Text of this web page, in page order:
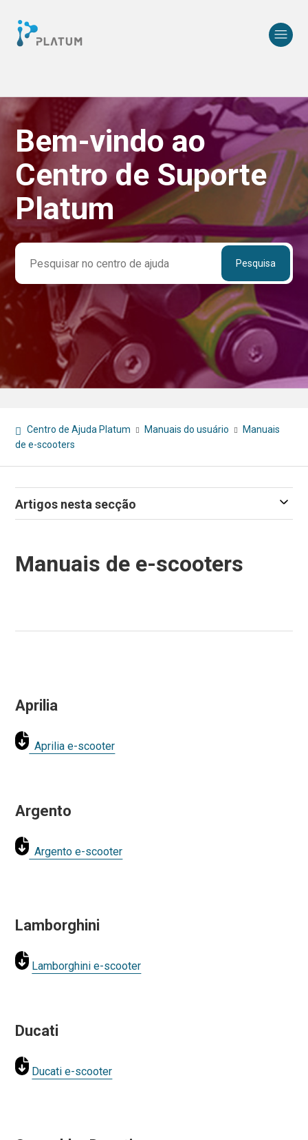
Pesquisa
Bem-vindo ao
Centro de Suporte
Platum
Centro de Ajuda Platum Manuais do usuário
Manuais
de e-scooters
Artigos nesta secção
Manuais de e-scooters
Aprilia
Aprilia e-scooter
Argento
Argento e-scooter
Lamborghini
Lamborghini e-scooter
Ducati
Ducati e-scooter